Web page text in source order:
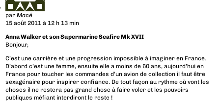
parMacé
15 août 2011 à 12 h 13 min
Anna Walker et son Supermarine Seafire Mk XVII
Bonjour,
C’est une carrière et une progression impossible à imaginer en France.
D’abord c’est une femme, ensuite elle a moins de 60 ans, aujourd’hui en
France pour toucher les commandes d’un avion de collection il faut être
sexagénaire pour inspirer confiance. De tout façon au rythme où vont les
choses il ne restera pas grand chose à faire voler et les pouvoirs
publiques méfiant interdiront le reste !